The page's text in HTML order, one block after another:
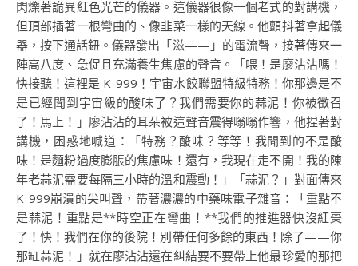
閃爍著詭異紅色光芒的儀器。這儀器很像一個老式的對講機，
但頂部插著一根彎曲的、像韭菜一樣的天線。他顫抖著拿起儀
器，按下通話鈕。儀器發出「滋——」的電流聲，接著傳來一
陣高八度、急促且充滿養生焦慮的聲音。「喂！是廖沾沾嗎！
快接聽！這裡是 K-999！宇宙水餃聯盟特級特務！你那邊是不
是已經聞到宇宙級的酸味了？我們需要你的蒜泥！你被徵召
了！馬上！」廖沾沾的耳朵被這聲音震得嗡嗡作響，他捏著對
講機，困惑地喊道：「特務？酸味？等等！我聞到的不是酸
味！是麵粉過度膨脹的焦慮味！還有，我現在走不開！我的陳
年老蒜泥需要每隔三小時的溫和震動！」「蒜泥？」對面傳來
K-999崩潰的尖叫聲，帶著濃濃的中藥味電子雜音：「重點不
是蒜泥！重點是**時空正在彎曲！**我們的推進器快沒紅棗
了！快！我們在你的後院！別帶任何多餘的東西！除了——你
那缸蒜泥！」就在廖沾沾還在糾結要不要帶上他最珍愛的那把